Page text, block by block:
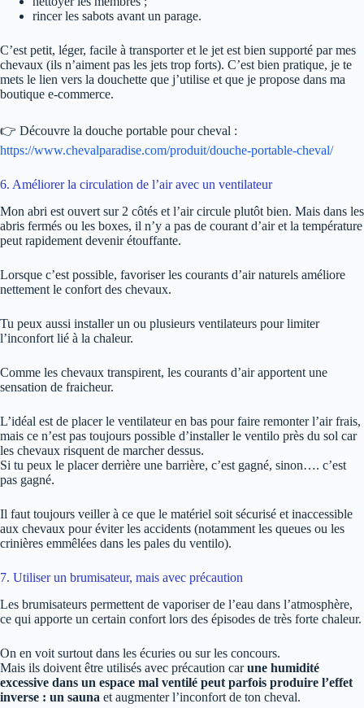
rincer les sabots avant un parage.
C’est petit, léger, facile à transporter et le jet est bien supporté par mes
chevaux (ils n’aiment pas les jets trop forts). C’est bien pratique, je te
mets le lien vers la douchette que j’utilise et que je propose dans ma
boutique e-commerce.
👉 Découvre la douche portable pour cheval :
https://www.chevalparadise.com/produit/douche-portable-cheval/
6. Améliorer la circulation de l’air avec un ventilateur
Mon abri est ouvert sur 2 côtés et l’air circule plutôt bien. Mais dans les
abris fermés ou les boxes, il n’y a pas de courant d’air et la température
peut rapidement devenir étouffante.
Lorsque c’est possible, favoriser les courants d’air naturels améliore
nettement le confort des chevaux.
Tu peux aussi installer un ou plusieurs ventilateurs pour limiter
l’inconfort lié à la chaleur.
Comme les chevaux transpirent, les courants d’air apportent une
sensation de fraicheur.
L’idéal est de placer le ventilateur en bas pour faire remonter l’air frais,
mais ce n’est pas toujours possible d’installer le ventilo près du sol car
les chevaux risquent de marcher dessus.
Si tu peux le placer derrière une barrière, c’est gagné, sinon…. c’est
pas gagné.
Il faut toujours veiller à ce que le matériel soit sécurisé et inaccessible
aux chevaux pour éviter les accidents (notamment les queues ou les
crinières emmêlées dans les pales du ventilo).
7. Utiliser un brumisateur, mais avec précaution
Les brumisateurs permettent de vaporiser de l’eau dans l’atmosphère,
ce qui apporte un certain confort lors des épisodes de très forte chaleur.
On en voit surtout dans les écuries ou sur les concours.
Mais ils doivent être utilisés avec précaution carune humidité
excessive dans un espace mal ventilé peut parfois produire l’effet
inverse : un sauna et augmenter l’inconfort de ton cheval.